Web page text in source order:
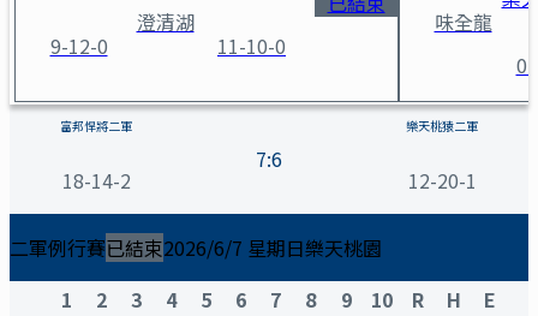
9-12-0
澄清湖
11-10-0
味全龍
富邦悍將二軍 vs 樂天桃猿二
富邦悍將二軍
18-14-2
7:6
樂天桃猿二軍
12-20-1
二軍例行賽已結束2026/6/7 星期日樂天桃園
1
2 3 4 5 6 7 8 9 10 R H
E